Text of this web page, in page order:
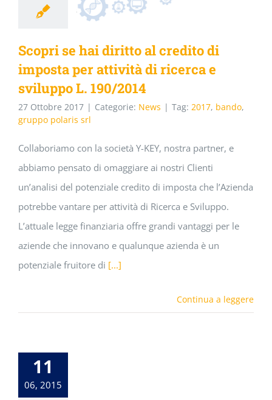
Scopri se hai diritto al credito di
imposta per attività di ricerca e
sviluppo L. 190/2014
27 Ottobre 2017 | Categorie: News | Tag: 2017, bando,
gruppo polaris srl
Collaboriamo con la società Y-KEY, nostra partner, e
abbiamo pensato di omaggiare ai nostri Clienti
un’analisi del potenziale credito di imposta che l’Azienda
potrebbe vantare per attività di Ricerca e Sviluppo.
L’attuale legge finanziaria offre grandi vantaggi per le
aziende che innovano e qualunque azienda è un
potenziale fruitore di [...]
Continua a leggere
11
06, 2015